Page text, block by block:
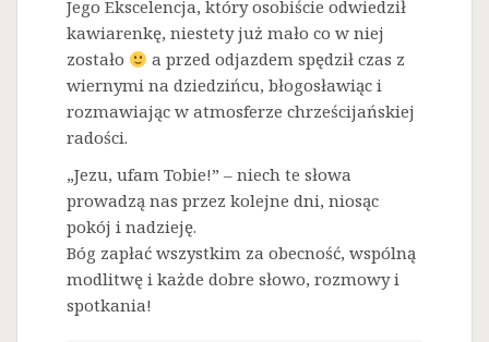
Jego Ekscelencja, który osobiście odwiedził
kawiarenkę, niestety już mało co w niej
zostało
a przed odjazdem spędził czas z
wiernymi na dziedzińcu, błogosławiąc i
rozmawiając w atmosferze chrześcijańskiej
radości.
„Jezu, ufam Tobie!” – niech te słowa
prowadzą nas przez kolejne dni, niosąc
pokój i nadzieję.
Bóg zapłać wszystkim za obecność, wspólną
modlitwę i każde dobre słowo, rozmowy i
spotkania!